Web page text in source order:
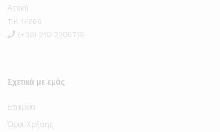
Αττική
T.K 14565
(+30) 210-2206715
Σχετικά με εμάς
Εταιρεία
Όροι Χρήσης